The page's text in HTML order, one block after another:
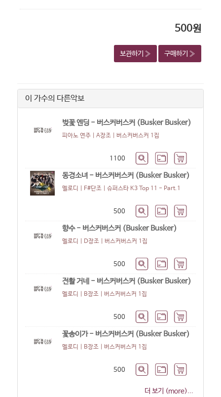
500원
보관하기 » 구매하기 »
이 가수의 다른악보
벚꽃 엔딩 - 버스커버스커 (Busker Busker)
피아노 연주 | A장조 | 버스커버스커 1집
1100
동경소녀 - 버스커버스커 (Busker Busker)
멜로디 | F#단조 | 슈퍼스타 K3 Top 11 - Part.1
500
향수 - 버스커버스커 (Busker Busker)
멜로디 | D장조 | 버스커버스커 1집
500
전활 거네 - 버스커버스커 (Busker Busker)
멜로디 | B장조 | 버스커버스커 1집
500
꽃송이가 - 버스커버스커 (Busker Busker)
멜로디 | B장조 | 버스커버스커 1집
500
더 보기 (more)...